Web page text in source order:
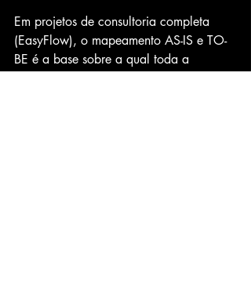
Em projetos de consultoria completa
(EasyFlow), o mapeamento AS-IS e TO-
BE é a base sobre a qual toda a